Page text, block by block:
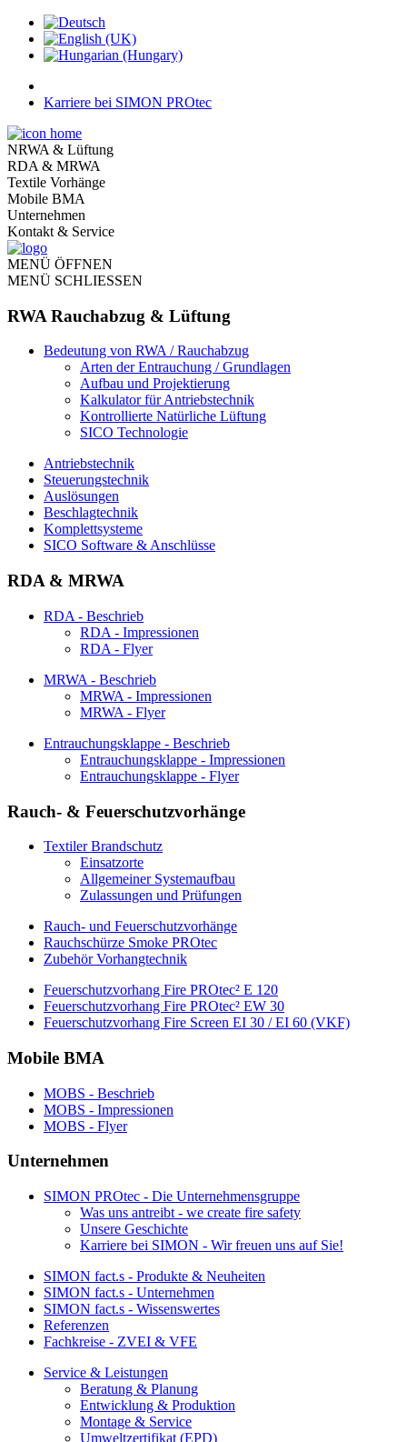
Karriere bei SIMON PROtec
NRWA & Lüftung
RDA & MRWA
Textile Vorhänge
Mobile BMA
Unternehmen
Kontakt & Service
MENÜ ÖFFNEN
MENÜ SCHLIESSEN
RWA Rauchabzug & Lüftung
Bedeutung von RWA / Rauchabzug
Arten der Entrauchung / Grundlagen
Aufbau und Projektierung
Kalkulator für Antriebstechnik
Kontrollierte Natürliche Lüftung
SICO Technologie
Antriebstechnik
Steuerungstechnik
Auslösungen
Beschlagtechnik
Komplettsysteme
SICO Software & Anschlüsse
RDA & MRWA
RDA - Beschrieb
RDA - Impressionen
RDA - Flyer
MRWA - Beschrieb
MRWA - Impressionen
MRWA - Flyer
Entrauchungsklappe - Beschrieb
Entrauchungsklappe - Impressionen
Entrauchungsklappe - Flyer
Rauch- & Feuerschutzvorhänge
Textiler Brandschutz
Einsatzorte
Allgemeiner Systemaufbau
Zulassungen und Prüfungen
Rauch- und Feuerschutzvorhänge
Rauchschürze Smoke PROtec
Zubehör Vorhangtechnik
Feuerschutzvorhang Fire PROtec² E 120
Feuerschutzvorhang Fire PROtec² EW 30
Feuerschutzvorhang Fire Screen EI 30 / EI 60 (VKF)
Mobile BMA
MOBS - Beschrieb
MOBS - Impressionen
MOBS - Flyer
Unternehmen
SIMON PROtec - Die Unternehmensgruppe
Was uns antreibt - we create fire safety
Unsere Geschichte
Karriere bei SIMON - Wir freuen uns auf Sie!
SIMON fact.s - Produkte & Neuheiten
SIMON fact.s - Unternehmen
SIMON fact.s - Wissenswertes
Referenzen
Fachkreise - ZVEI & VFE
Service & Leistungen
Beratung & Planung
Entwicklung & Produktion
Montage & Service
Umweltzertifikat (EPD)